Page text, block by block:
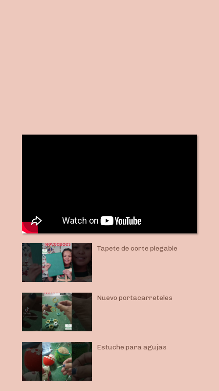
Tapete de corte plegable
Nuevo portacarreteles
Estuche para agujas